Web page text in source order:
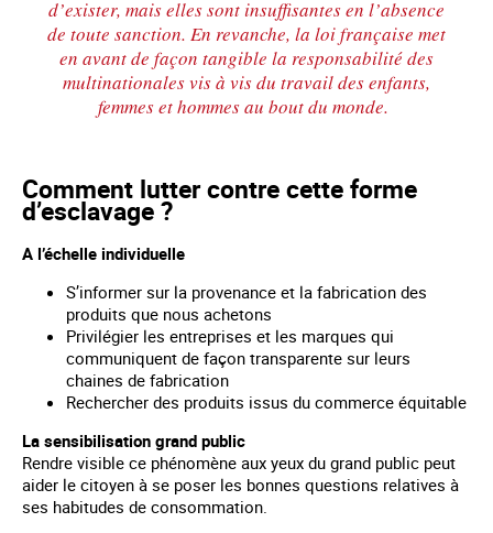
d’exister, mais elles sont insuffisantes en l’absence
de toute sanction. En revanche, la loi française met
en avant de façon tangible la responsabilité des
multinationales vis à vis du travail des enfants,
femmes et hommes au bout du monde.
Comment lutter contre cette forme
d’esclavage ?
A l’échelle individuelle
S’informer sur la provenance et la fabrication des
produits que nous achetons
Privilégier les entreprises et les marques qui
communiquent de façon transparente sur leurs
chaines de fabrication
Rechercher des produits issus du commerce équitable
La sensibilisation grand public
Rendre visible ce phénomène aux yeux du grand public peut
aider le citoyen à se poser les bonnes questions relatives à
ses habitudes de consommation.